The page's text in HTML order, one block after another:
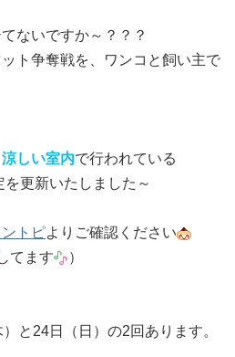
ないですか～？？？
ト争奪戦を、ワンコと飼い主で
涼しい室内で行われている
更新いたしました～
トピよりご確認ください
てます ）
と24日（日）の2回あります。